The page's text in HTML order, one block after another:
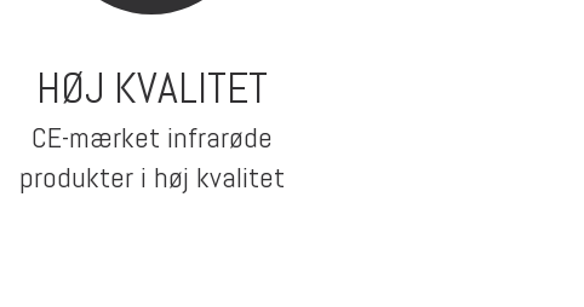
HØJ KVALITET
CE-mærket infrarøde
produkter i høj kvalitet